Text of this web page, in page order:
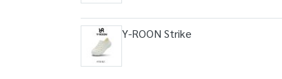
Y-ROON Strike